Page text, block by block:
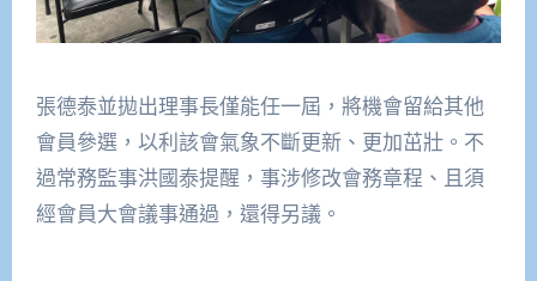
張德泰並拋出理事長僅能任一屆，將機會留給其他
會員參選，以利該會氣象不斷更新、更加茁壯。不
過常務監事洪國泰提醒，事涉修改會務章程、且須
經會員大會議事通過，還得另議。